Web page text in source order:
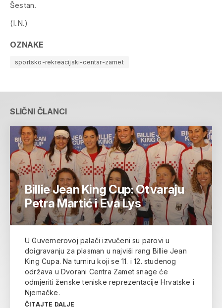
Šestan.
(I.N.)
OZNAKE
sportsko-rekreacijski-centar-zamet
SLIČNI ČLANCI
Billie Jean King Cup: Otvaraju
Petra Martić i Eva Lys
U Guvernerovoj palači izvučeni su parovi u
doigravanju za plasman u najviši rang Billie Jean
King Cupa. Na turniru koji se 11. i 12. studenog
održava u Dvorani Centra Zamet snage će
odmjeriti ženske teniske reprezentacije Hrvatske i
Njemačke.
ČITAJTE DALJE